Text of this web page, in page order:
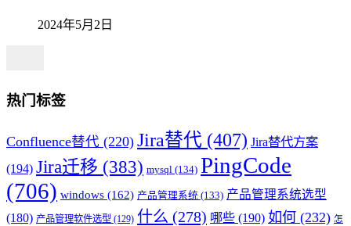
2024年5月2日
热门标签
Confluence替代 (220) Jira替代 (407) Jira替代方案
(194) Jira迁移 (383) mysql (134) PingCode
(706) windows (162) 产品管理系统 (133) 产品管理系统选型
(180) 产品管理软件选型 (129) 什么 (278) 哪些 (190) 如何 (232) 怎